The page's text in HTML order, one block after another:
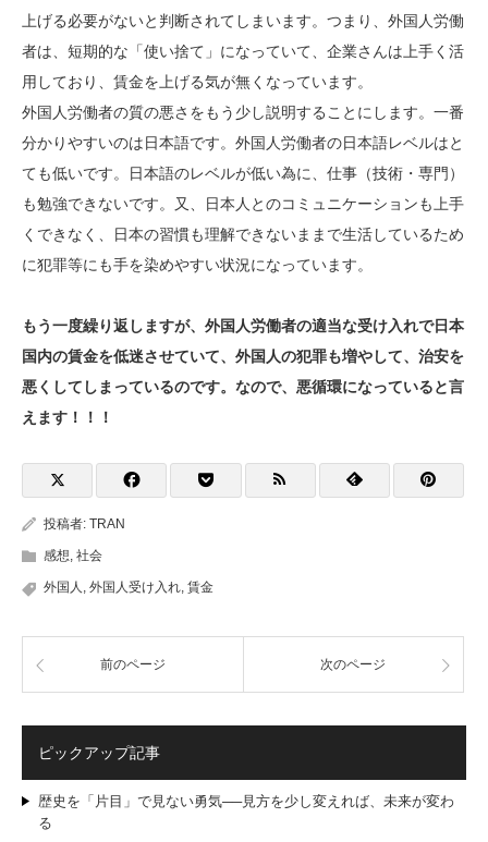
上げる必要がないと判断されてしまいます。つまり、外国人労働
者は、短期的な「使い捨て」になっていて、企業さんは上手く活
用しており、賃金を上げる気が無くなっています。
外国人労働者の質の悪さをもう少し説明することにします。一番
分かりやすいのは日本語です。外国人労働者の日本語レベルはと
ても低いです。日本語のレベルが低い為に、仕事（技術・専門）
も勉強できないです。又、日本人とのコミュニケーションも上手
くできなく、日本の習慣も理解できないままで生活しているため
に犯罪等にも手を染めやすい状況になっています。
もう一度繰り返しますが、外国人労働者の適当な受け入れで日本
国内の賃金を低迷させていて、外国人の犯罪も増やして、治安を
悪くしてしまっているのです。なので、悪循環になっていると言
えます！！！
投稿者: TRAN
感想, 社会
外国人 , 外国人受け入れ, 賃金
前のページ 次のページ
ピックアップ記事
歴史を「片目」で見ない勇気──見方を少し変えれば、未来が変わ
る